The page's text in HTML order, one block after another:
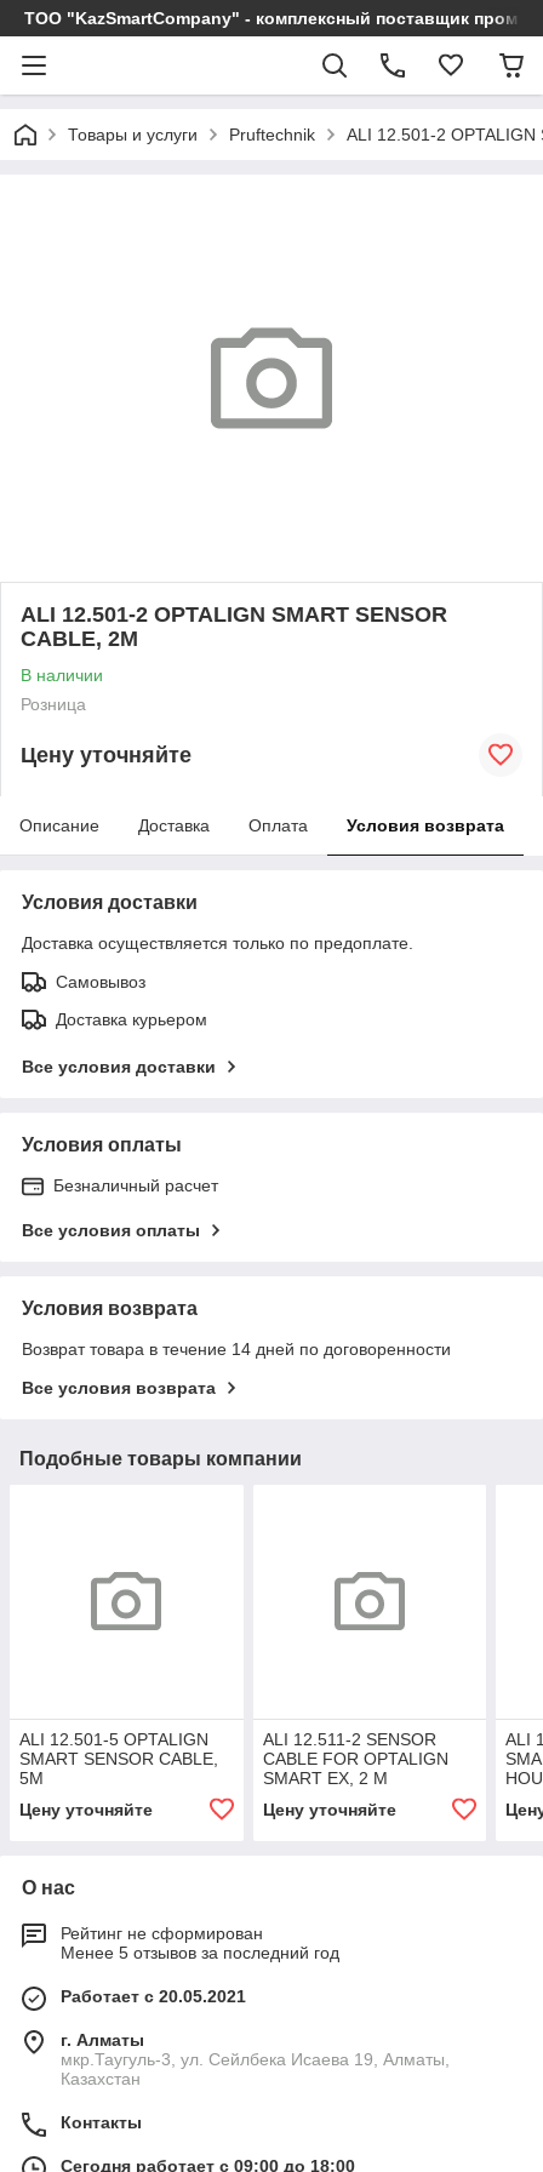
ТОО "KazSmartCompany" - комплексный поставщик
Товары и услуги Pruftechnik ALI 12.501-2 OPTALIGN
ALI 12.501-2 OPTALIGN SMART SENSOR
CABLE, 2M
В наличии
Розница
Цену уточняйте
Описание Доставка Оплата Условия возврата
Условия доставки
Доставка осуществляется только по предоплате.
Самовывоз
Доставка курьером
Все условия доставки
Условия оплаты
Безналичный расчет
Все условия оплаты
Условия возврата
Возврат товара в течение 14 дней по договоренности
Все условия возврата
Подобные товары компании
ALI 12.501-5 OPTALIGN
SMART SENSOR CABLE,
5M
Цену уточняйте
ALI 12.511-2 SENSOR
CABLE FOR OPTALIGN
SMART EX, 2 M
Цену уточняйте
ALI
О нас
Рейтинг не сформирован
Менее 5 отзывов за последний год
Работает с 20.05.2021
г. Алматы
мкр.Таугуль-3, ул. Сейлбека Исаева 19, Алматы,
Казахстан
Контакты
Сегодня работает с 09:00 до 18:00